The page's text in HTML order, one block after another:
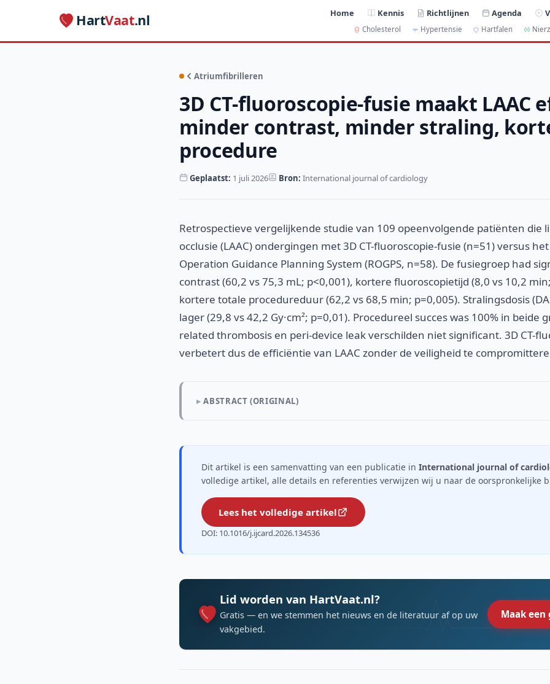
HartVaat.nl Home Kennis Richtlijnen Agenda
Cholesterol Hypertensie Hartfalen
Atriumfibrilleren
3D CT-fluoroscopie-fusie maakt LAAC
minder contrast, minder straling,
procedure
Geplaatst: 1 juli 2026 Bron: International journal of cardiology
Retrospectieve vergelijkende studie van 109 opeenvolgende patiënten die
occlusie (LAAC) ondergingen met 3D CT-fluoroscopie-fusie (n=51) versus
Operation Guidance Planning System (ROGPS, n=58). De fusiegroep had
contrast (60,2 vs 75,3 mL; p<0,001), kortere fluoroscopietijd (8,0 vs 10,2
kortere totale procedureduur (62,2 vs 68,5 min; p=0,005). Stralingsdosis
lager (29,8 vs 42,2 Gy·cm²; p=0,01). Procedureel succes was 100% in beide
related thrombosis en peri-device leak verschilden niet significant. 3D CT-
verbetert dus de efficiëntie van LAAC zonder de veiligheid te
ABSTRACT (ORIGINAL)
Dit artikel is een samenvatting van een publicatie in International journal of
volledige artikel, alle details en referenties verwijzen wij u naar de oorspronkelijke
Lees het volledige artikel
DOI: 10.1016/j.ijcard.2026.134536
Lid worden van HartVaat.nl?
Gratis — en we stemmen het nieuws en de literatuur af op uw
vakgebied.
Maak